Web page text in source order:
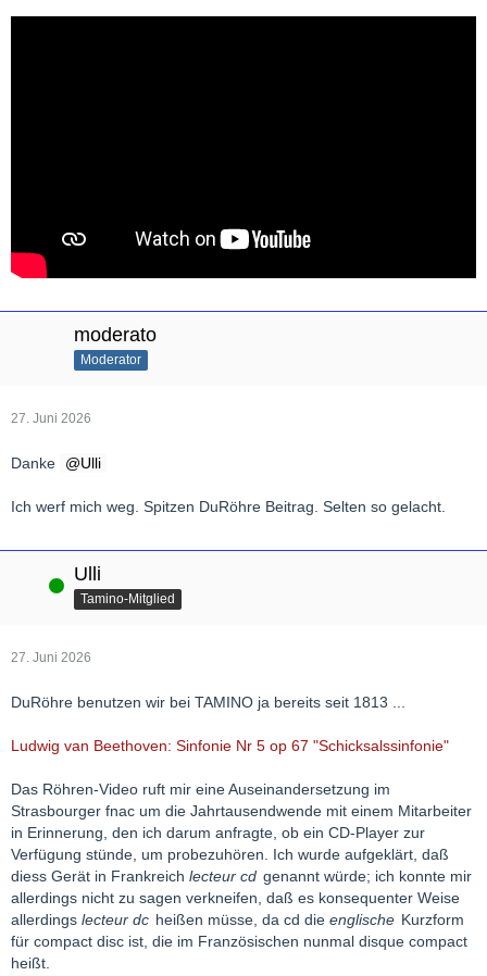
moderato
Moderator
27. Juni 2026
Danke Ulli
Ich werf mich weg. Spitzen DuRöhre Beitrag. Selten so gelacht.
Online Ulli
Tamino-Mitglied
27. Juni 2026
DuRöhre benutzen wir bei TAMINO ja bereits seit 1813 ...
Ludwig van Beethoven: Sinfonie Nr 5 op 67 "Schicksalssinfonie"
Das Röhren-Video ruft mir eine Auseinandersetzung im
Strasbourger fnac um die Jahrtausendwende mit einem Mitarbeiter
in Erinnerung, den ich darum anfragte, ob ein CD-Player zur
Verfügung stünde, um probezuhören. Ich wurde aufgeklärt, daß
diess Gerät in Frankreich lecteur cd genannt würde; ich konnte mir
allerdings nicht zu sagen verkneifen, daß es konsequenter Weise
allerdings lecteur dc heißen müsse, da cd die englische Kurzform
für compact disc ist, die im Französischen nunmal disque compact
heißt.